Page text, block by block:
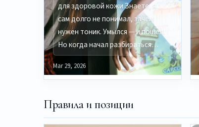
для здоровой кожи Знаете, я
сам долго не понимал, зачем
нужен тоник. Умылся — и пошёл.
Но когда начал разбираться…
Mar 29, 2026
Правила и позиции